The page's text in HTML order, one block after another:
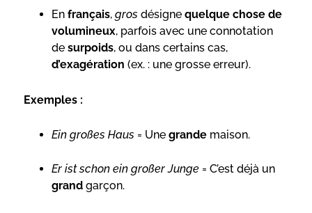
En français, gros désigne quelque chose de
volumineux, parfois avec une connotation
de surpoids, ou dans certains cas,
d’exagération (ex. : une grosse erreur).
Exemples :
Ein großes Haus = Une grande maison.
Er ist schon ein großer Junge = C’est déjà un
grand garçon.